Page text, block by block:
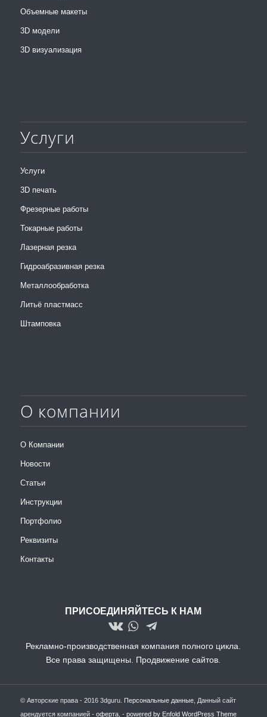
Объемные макеты
3D модели
3D визуализация
Услуги
Услуги
3D печать
Фрезерные работы
Токарные работы
Лазерная резка
Гидроабразивная резка
Металлообработка
Литьё пластмасс
Штамповка
О компании
О Компании
Новости
Статьи
Инструкции
Портфолио
Реквизиты
Контакты
ПРИСОЕДИНЯЙТЕСЬ К НАМ
Рекламно-производственная компания полного цикла.
Все права защищены. Продвижение сайтов.
© Авторские права - 2016 3dguru. Персональные данные, Данный сайт
арендуется компанией - оферта, - powered by Enfold WordPress Theme